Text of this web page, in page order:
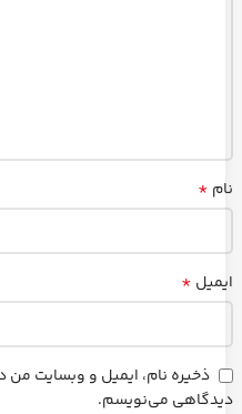
نام *
ایمیل *
ذخیره نام، ایمیل و وبسایت من
دیدگاهی می‌نویسم.